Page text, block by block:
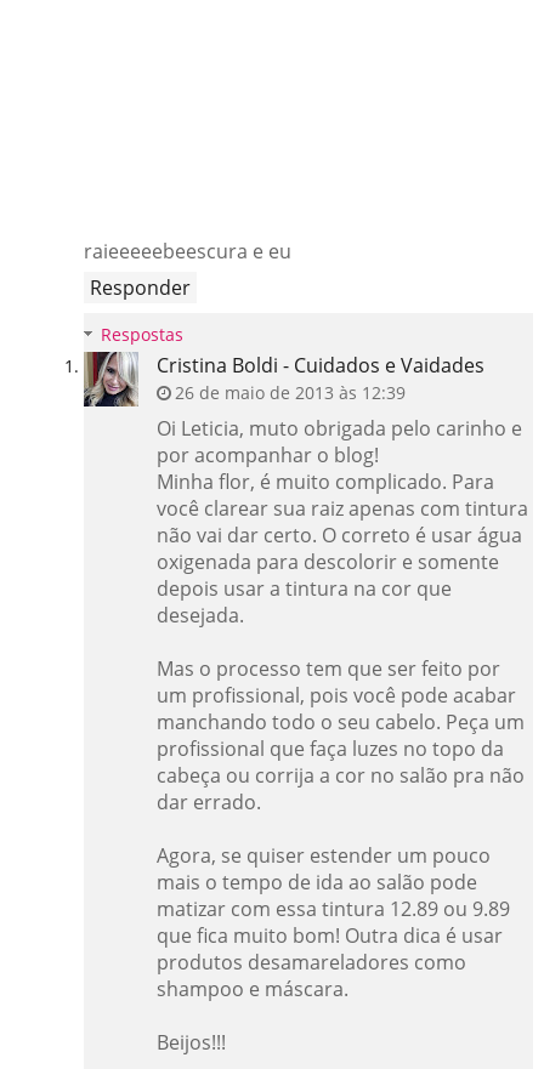
raieeeeebeescura e eu
Responder
Respostas
Cristina Boldi - Cuidados e Vaidades
26 de maio de 2013 às 12:39
Oi Leticia, muto obrigada pelo carinho e
por acompanhar o blog!
Minha flor, é muito complicado. Para
você clarear sua raiz apenas com tintura
não vai dar certo. O correto é usar água
oxigenada para descolorir e somente
depois usar a tintura na cor que
desejada.
Mas o processo tem que ser feito por
um profissional, pois você pode acabar
manchando todo o seu cabelo. Peça um
profissional que faça luzes no topo da
cabeça ou corrija a cor no salão pra não
dar errado.
Agora, se quiser estender um pouco
mais o tempo de ida ao salão pode
matizar com essa tintura 12.89 ou 9.89
que fica muito bom! Outra dica é usar
produtos desamareladores como
shampoo e máscara.
Beijos!!!